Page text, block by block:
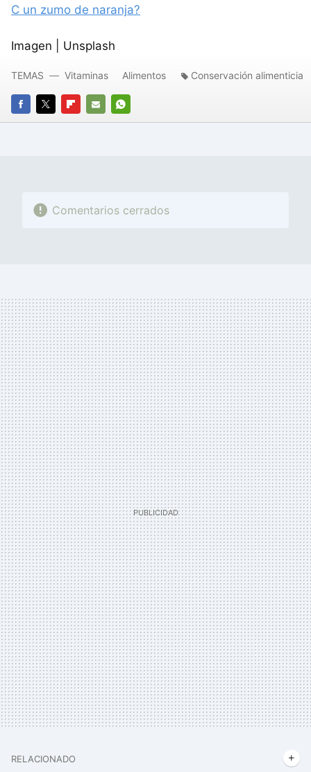
C un zumo de naranja?
Imagen | Unsplash
FACEBOOK
TWITTERFLIPBOARD
E-
WHATSAPP
TEMAS Vitaminas Alimentos Conservación alimenticia
Comentarios cerrados
RELACIONADO